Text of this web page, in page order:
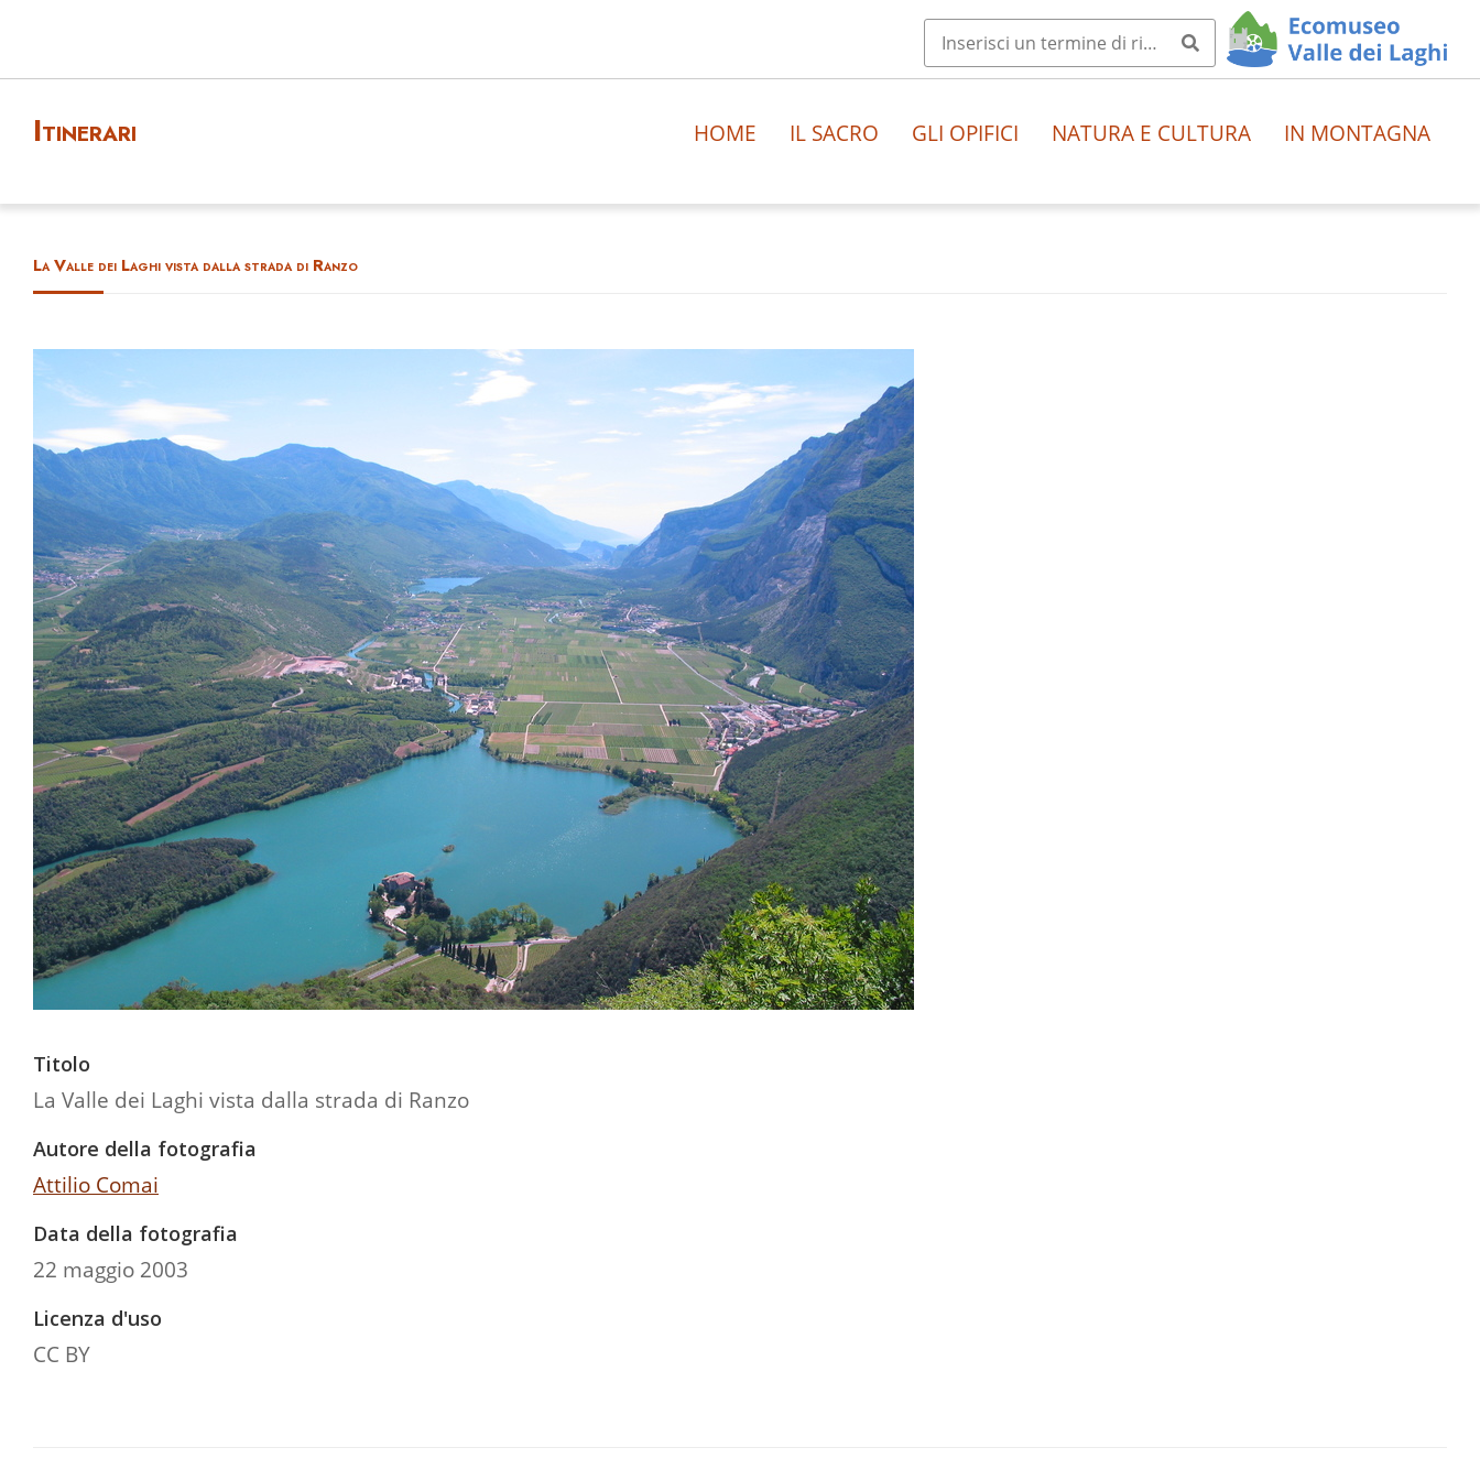
Itinerari HOME IL SACRO GLI OPIFICI NATURA E CULTURA IN MONTAGNA
La Valle dei Laghi vista dalla strada di Ranzo
Titolo
La Valle dei Laghi vista dalla strada di Ranzo
Autore della fotografia
Attilio Comai
Data della fotografia
22 maggio 2003
Licenza d'uso
CC BY